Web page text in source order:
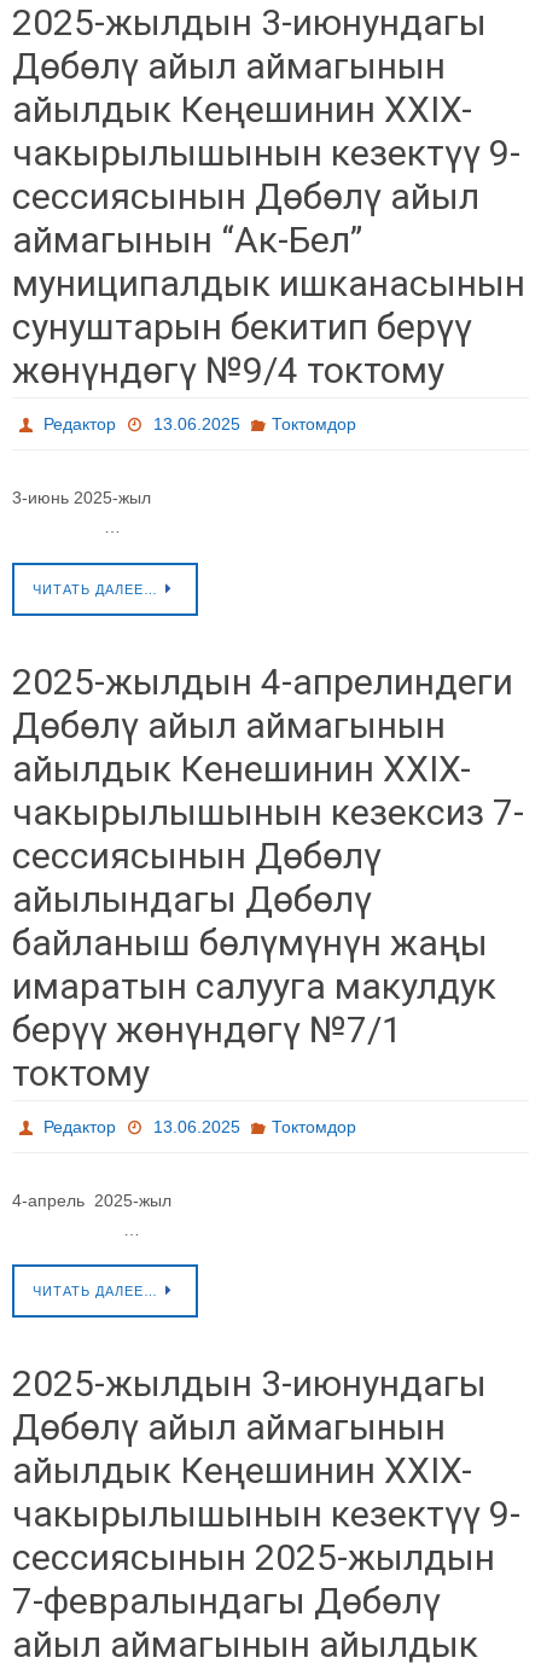
2025-жылдын 3-июнундагы
Дөбөлү айыл аймагынын
айылдык Кеңешинин XXIX-
чакырылышынын кезектүү 9-
сессиясынын Дөбөлү айыл
аймагынын “Ак-Бел”
муниципалдык ишканасынын
сунуштарын бекитип берүү
жөнүндөгү №9/4 токтому
Редактор 13.06.2025 Токтомдор
3-июнь 2025-жыл
…
ЧИТАТЬ ДАЛЕЕ…
2025-жылдын 4-апрелиндеги
Дөбөлү айыл аймагынын
айылдык Кенешинин XXIX-
чакырылышынын кезексиз 7-
сессиясынын Дөбөлү
айылындагы Дөбөлү
байланыш бөлүмүнүн жаңы
имаратын салууга макулдук
берүү жөнүндөгү №7/1
токтому
Редактор 13.06.2025 Токтомдор
4-апрель 2025-жыл
ЧИТАТЬ ДАЛЕЕ…
2025-жылдын 3-июнундагы
Дөбөлү айыл аймагынын
айылдык Кеңешинин XXIX-
чакырылышынын кезектүү 9-
сессиясынын 2025-жылдын
7-февралындагы Дөбөлү
айыл аймагынын айылдык